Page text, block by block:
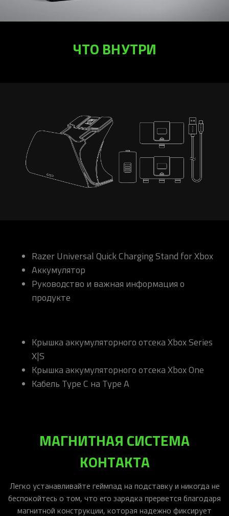
ЧТО ВНУТРИ
Razer Universal Quick Charging Stand for Xbox
Аккумулятор
Руководство и важная информация о
продукте
Крышка аккумуляторного отсека Xbox Series
X|S
Крышка аккумуляторного отсека Xbox One
Кабель Type C на Type A
МАГНИТНАЯ СИСТЕМА
КОНТАКТА
Легко устанавливайте геймпад на подставку и никогда не
беспокойтесь о том, что его зарядка прервется благодаря
магнитной конструкции, которая надежно фиксирует